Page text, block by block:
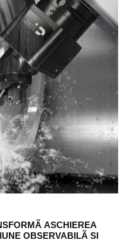
ASCHIEREA
OBSERVABILÃ SI